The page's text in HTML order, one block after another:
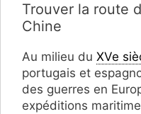
Trouver la route
Chine
Au milieu du XVe
portugais et
des guerres en
expéditions